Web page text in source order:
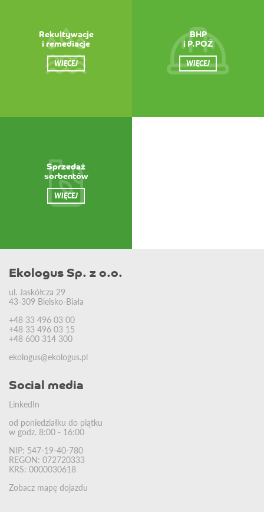
Rekultywacje
i remediacje
WIĘCEJ
BHP
i P.POŻ
WIĘCEJ
Sprzedaż
sorbentów
WIĘCEJ
Ekologus Sp. z o.o.
ul. Jaskółcza 29
43-309 Bielsko-Biała
+48 33 496 03 00
+48 33 496 03 15
+48 600 314 300
ekologus@ekologus.pl
Social media
LinkedIn
od poniedziałku do piątku
w godz. 8:00 - 16:00
NIP: 547-19-40-780
REGON: 072720333
KRS: 0000030618
Zobacz mapę dojazdu